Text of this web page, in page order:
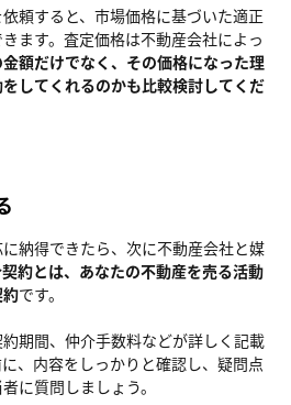
頼すると、市場価格に基づいた適正
ます。査定価格は不動産会社によっ
額だけでなく、その価格になった理
してくれるのかも比較検討してくだ
納得できたら、次に不動産会社と媒
約とは、あなたの不動産を売る活動
です。
期間、仲介手数料などが詳しく記載
、内容をしっかりと確認し、疑問点
に質問しましょう。